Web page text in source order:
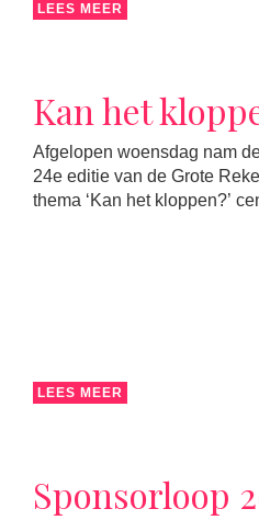
LEES MEER
Kan het
Afgelopen woensdag nam
24e editie van de Grote
thema ‘Kan het kloppen?’
LEES MEER
Sponsorloop